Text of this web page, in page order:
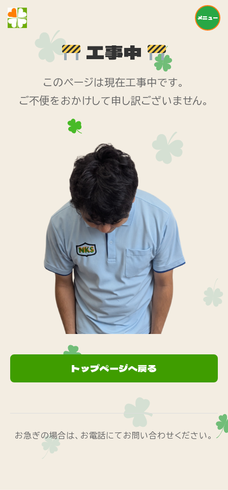
メニュー
工事中
このページは現在工事中です。
ご不便をおかけして申し訳ございません。
トップページへ戻る
お急ぎの場合は、お電話にてお問い合わせください。